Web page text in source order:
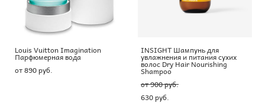
Louis Vuitton Imagination
Парфюмерная вода
от 890 pуб.
INSIGHT Шампунь для
увлажнения и питания сухих
волос Dry Hair Nourishing
Shampoo
от 900 pуб.
630 pуб.